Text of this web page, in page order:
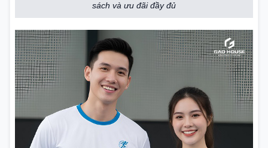
sách và ưu đãi đầy đủ